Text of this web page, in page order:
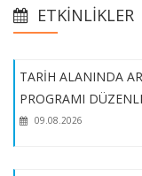
Temel Patent Eğitimi
Üyesi Doç. Dr.
in Science and
ETKINLIKLER
09.08.2026
TARİH ALANINDA
PROGRAMI
09.08.2026